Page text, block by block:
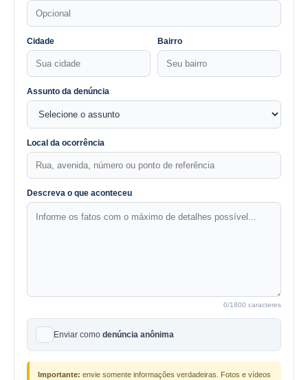
Cidade Bairro
Assunto da denúncia
Local da ocorrência
Descreva o que aconteceu
0/1800 caracteres
Enviar como denúncia anônima
Importante: envie somente informações verdadeiras. Fotos e vídeos